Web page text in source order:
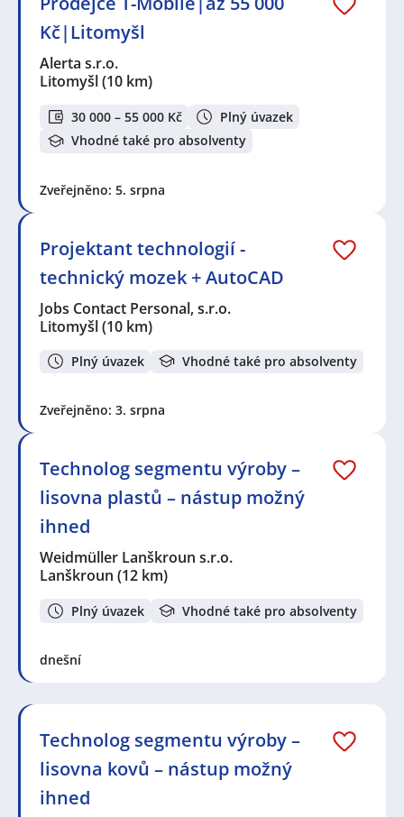
Kč|Litomyšl
Alerta s.r.o.
Litomyšl(10 km)
30 000 – 55 000 Kč
Plný úvazek
Vhodné také pro absolventy
Zveřejněno: 5. srpna
Projektant technologií -
technický mozek + AutoCAD
Jobs Contact Personal, s.r.o.
Litomyšl(10 km)
Plný úvazek Vhodné také pro absolventy
Zveřejněno: 3. srpna
Technolog segmentu výroby –
lisovna plastů – nástup možný
ihned
Weidmüller Lanškroun s.r.o.
Lanškroun (12 km)
Plný úvazek Vhodné také pro absolventy
dnešní
Technolog segmentu výroby –
lisovna kovů – nástup možný
ihned